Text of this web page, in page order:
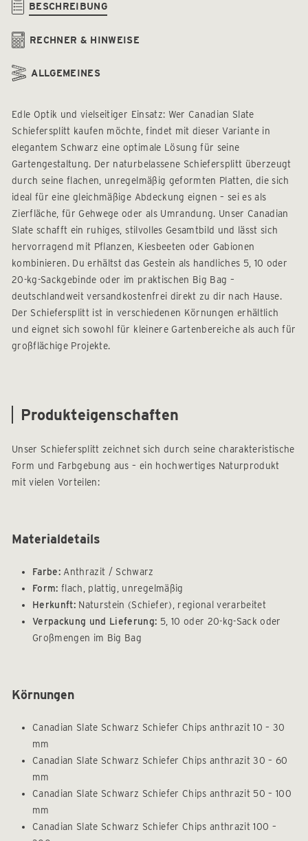
BESCHREIBUNG
RECHNER & HINWEISE
ALLGEMEINES
Edle Optik und vielseitiger Einsatz: Wer Canadian Slate
Schiefersplitt kaufen möchte, findet mit dieser Variante in
elegantem Schwarz eine optimale Lösung für seine
Gartengestaltung. Der naturbelassene Schiefersplitt überzeugt
durch seine flachen, unregelmäßig geformten Platten, die sich
ideal für eine gleichmäßige Abdeckung eignen – sei es als
Zierfläche, für Gehwege oder als Umrandung. Unser Canadian
Slate schafft ein ruhiges, stilvolles Gesamtbild und lässt sich
hervorragend mit Pflanzen, Kiesbeeten oder Gabionen
kombinieren. Du erhältst das Gestein als handliches 5, 10 oder
20-kg-Sackgebinde oder im praktischen Big Bag –
deutschlandweit versandkostenfrei direkt zu dir nach Hause.
Der Schiefersplitt ist in verschiedenen Körnungen erhältlich
und eignet sich sowohl für kleinere Gartenbereiche als auch für
großflächige Projekte.
Produkteigenschaften
Unser Schiefersplitt zeichnet sich durch seine charakteristische
Form und Farbgebung aus – ein hochwertiges Naturprodukt
mit vielen Vorteilen:
Materialdetails
Farbe: Anthrazit / Schwarz
Form:flach, plattig, unregelmäßig
Herkunft: Naturstein (Schiefer), regional verarbeitet
Verpackung und Lieferung: 5, 10 oder 20-kg-Sack oder
Großmengen im Big Bag
Körnungen
Canadian Slate Schwarz Schiefer Chips anthrazit 10 – 30
mm
Canadian Slate Schwarz Schiefer Chips anthrazit 30 – 60
mm
Canadian Slate Schwarz Schiefer Chips anthrazit 50 – 100
mm
Canadian Slate Schwarz Schiefer Chips anthrazit 100 –